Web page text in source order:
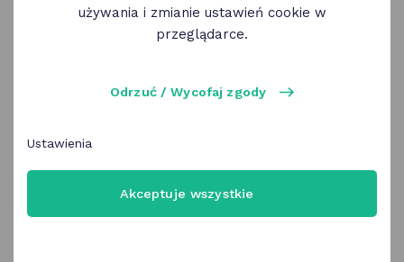
używania i zmianie ustawień cookie w
przeglądarce.
Odrzuć / Wycofaj zgody
Ustawienia
Akceptuje wszystkie